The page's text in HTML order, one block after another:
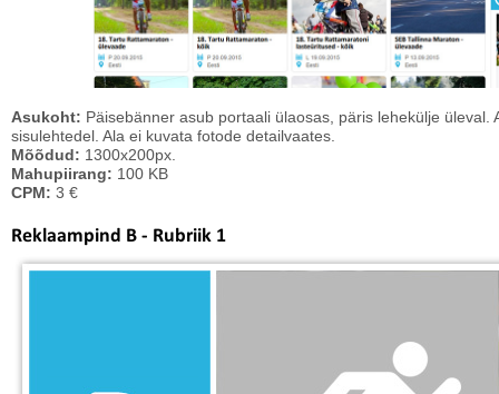
Asukoht: Päisebänner asub portaali ülaosas, päris lehekülje üleval.
sisulehtedel. Ala ei kuvata fotode detailvaates.
Mõõdud: 1300x200px.
Mahupiirang: 100 KB
CPM: 3 €
Reklaampind B - Rubriik 1